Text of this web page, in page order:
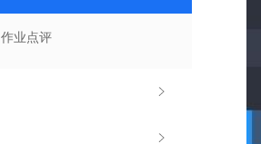
作业点评